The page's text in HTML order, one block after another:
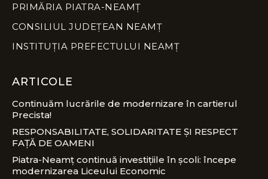
PRIMĂRIA PIATRA-NEAMȚ
CONSILIUL JUDEȚEAN NEAMȚ
INSTITUȚIA PREFECTULUI NEAMȚ
ARTICOLE
Continuăm lucrările de modernizare în cartierul
Precista!
RESPONSABILITATE, SOLIDARITATE ȘI RESPECT
FAȚĂ DE OAMENI
Piatra-Neamț continuă investițiile în școli: începe
modernizarea Liceului Economic